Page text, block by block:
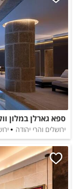
ספא גארלן במלון
ירושלים והרי יהודה